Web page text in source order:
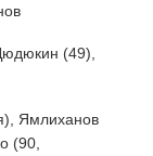
(49),
Ямлиханов
(90,